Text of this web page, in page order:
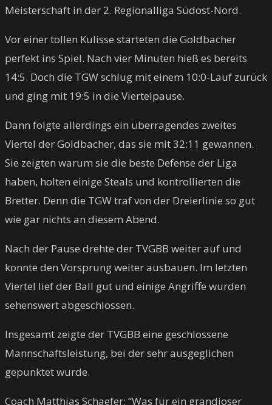
Meisterschaft in der 2. Regionalliga Südost-Nord.
Vor einer tollen Kulisse starteten die Goldbacher
perfekt ins Spiel. Nach vier Minuten hieß es bereits
14:5. Doch die TGW schlug mit einem 10:0-Lauf zurück
und ging mit 19:5 in die Viertelpause.
Dann folgte allerdings ein überragendes zweites
Viertel der Goldbacher, das sie mit 32:11 gewannen.
Sie zeigten warum sie die beste Defense der Liga
haben, holten einige Steals und kontrollierten die
Bretter. Denn die TGW traf von der Dreierlinie so gut
wie gar nichts an diesem Abend.
Nach der Pause drehte der TVGBB weiter auf und
konnte den Vorsprung weiter ausbauen. Im letzten
Viertel lief der Ball gut und einige Angriffe wurden
sehenswert abgeschlossen.
Insgesamt zeigte der TVGBB eine geschlossene
Mannschaftsleistung, bei der sehr ausgeglichen
gepunktet wurde.
Coach Matthias Schaefer: “Was für ein grandioser